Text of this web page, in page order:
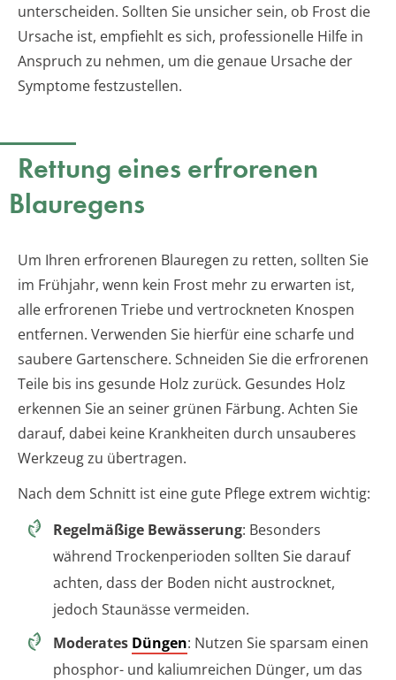
unterscheiden. Sollten Sie unsicher sein, ob Frost die
Ursache ist, empfiehlt es sich, professionelle Hilfe in
Anspruch zu nehmen, um die genaue Ursache der
Symptome festzustellen.
Rettung eines erfrorenen
Blauregens
Um Ihren erfrorenen Blauregen zu retten, sollten Sie
im Frühjahr, wenn kein Frost mehr zu erwarten ist,
alle erfrorenen Triebe und vertrockneten Knospen
entfernen. Verwenden Sie hierfür eine scharfe und
saubere Gartenschere. Schneiden Sie die erfrorenen
Teile bis ins gesunde Holz zurück. Gesundes Holz
erkennen Sie an seiner grünen Färbung. Achten Sie
darauf, dabei keine Krankheiten durch unsauberes
Werkzeug zu übertragen.
Nach dem Schnitt ist eine gute Pflege extrem wichtig:
Regelmäßige Bewässerung: Besonders
während Trockenperioden sollten Sie darauf
achten, dass der Boden nicht austrocknet,
jedoch Staunässe vermeiden.
Moderates Düngen: Nutzen Sie sparsam einen
phosphor- und kaliumreichen Dünger, um das